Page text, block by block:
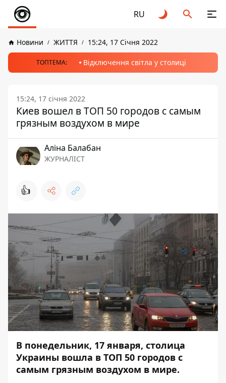
RU
Новини ЖИТТЯ 15:24, 17 Січня 2022
ТОПТЕМА: Відключення світла у столиці
15:24, 17 січня 2022
Киев вошел в ТОП 50 городов с самым
грязным воздухом в мире
Аліна Балабан
ЖУРНАЛІСТ
👍
В понедельник, 17 января, столица
Украины вошла в ТОП 50 городов с
самым грязным воздухом в мире.